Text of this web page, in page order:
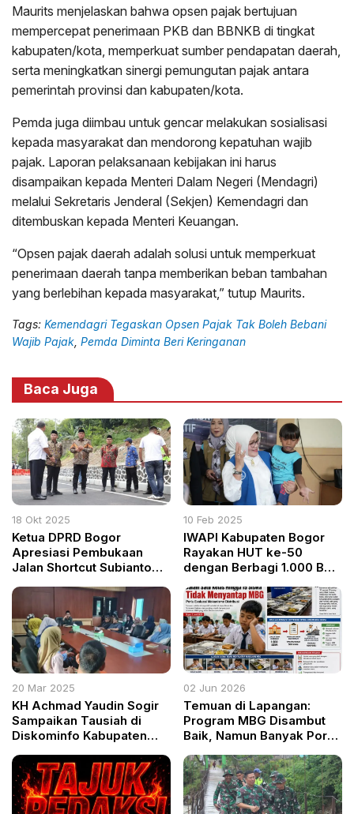
Maurits menjelaskan bahwa opsen pajak bertujuan
mempercepat penerimaan PKB dan BBNKB di tingkat
kabupaten/kota, memperkuat sumber pendapatan daerah,
serta meningkatkan sinergi pemungutan pajak antara
pemerintah provinsi dan kabupaten/kota.
Pemda juga diimbau untuk gencar melakukan sosialisasi
kepada masyarakat dan mendorong kepatuhan wajib
pajak. Laporan pelaksanaan kebijakan ini harus
disampaikan kepada Menteri Dalam Negeri (Mendagri)
melalui Sekretaris Jenderal (Sekjen) Kemendagri dan
ditembuskan kepada Menteri Keuangan.
“Opsen pajak daerah adalah solusi untuk memperkuat
penerimaan daerah tanpa memberikan beban tambahan
yang berlebihan kepada masyarakat,” tutup Maurits.
Tags: Kemendagri Tegaskan Opsen Pajak Tak Boleh Bebani
Wajib Pajak Pemda Diminta Beri Keringanan
Baca Juga
18 Okt 2025
Ketua DPRD Bogor
Apresiasi Pembukaan
Jalan Shortcut Subianto
Pemerataan Infrastruktur
10 Feb 2025
IWAPI Kabupaten Bogor
Rayakan HUT ke-50
dengan Berbagi 1.000 Box
ODGJ dan Anak
Berkebutuhan Khusus
20 Mar 2025
KH Achmad Yaudin Sogir
Sampaikan Tausiah di
Diskominfo Kabupaten
Bulan Ramadhan
02 Jun 2026
Temuan di Lapangan:
Program MBG Disambut
Baik, Namun Banyak Porsi